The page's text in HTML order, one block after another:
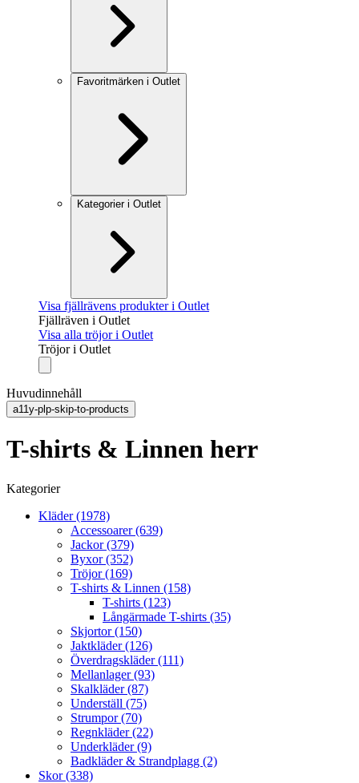
Favoritmärken i Outlet
Kategorier i Outlet
Visa fjällrävens produkter i Outlet
Fjällräven i Outlet
Visa alla tröjor i Outlet
Tröjor i Outlet
Huvudinnehåll
a11y-plp-skip-to-products
T-shirts & Linnen herr
Kategorier
Kläder (1978)
Accessoarer (639)
Jackor (379)
Byxor (352)
Tröjor (169)
T-shirts & Linnen (158)
T-shirts (123)
Långärmade T-shirts (35)
Skjortor (150)
Jaktkläder (126)
Överdragskläder (111)
Mellanlager (93)
Skalkläder (87)
Underställ (75)
Strumpor (70)
Regnkläder (22)
Underkläder (9)
Badkläder & Strandplagg (2)
Skor (338)